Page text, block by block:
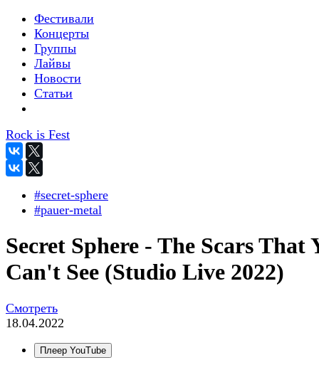
Фестивали
Концерты
Группы
Лайвы
Новости
Статьи
Rock is Fest
#secret-sphere
#pauer-metal
Secret Sphere - The Scars That
Can't See (Studio Live 2022)
Смотреть
18.04.2022
Плеер YouTube